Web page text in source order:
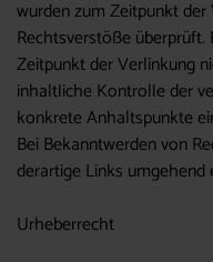
wurden zum Zeitpunkt
Rechtsverstöße
Zeitpunkt der Verlinkung
inhaltliche Kontrolle der
konkrete Anhaltspunkte
Bei Bekanntwerden von
derartige Links umgehend
Urheberrecht